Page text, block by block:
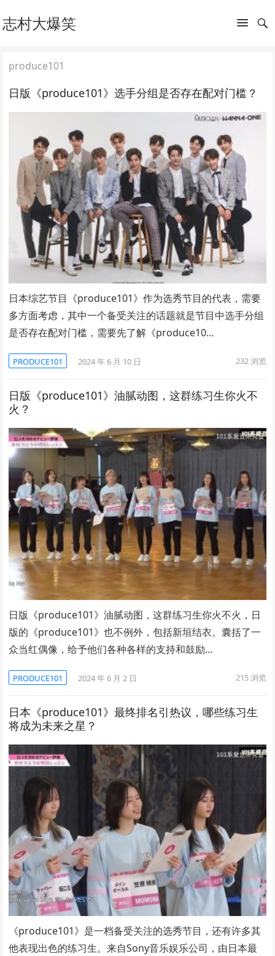
志村大爆笑
produce101
日版《produce101》选手分组是否存在配对门槛？
日本综艺节目《produce101》作为选秀节目的代表，需要
多方面考虑，其中一个备受关注的话题就是节目中选手分组
是否存在配对门槛，需要先了解《produce10…
PRODUCE101 2024 年 6 月 10 日 232浏览
日版《produce101》油腻动图，这群练习生你火不
火？
日版《produce101》油腻动图，这群练习生你火不火，日
版的《produce101》也不例外，包括新垣结衣。囊括了一
众当红偶像，给予他们各种各样的支持和鼓励…
PRODUCE101 2024 年 6 月 2 日 215浏览
日本《produce101》最终排名引热议，哪些练习生
将成为未来之星？
《produce101》是一档备受关注的选秀节目，还有许多其
他表现出色的练习生。来自Sony音乐娱乐公司，由日本最